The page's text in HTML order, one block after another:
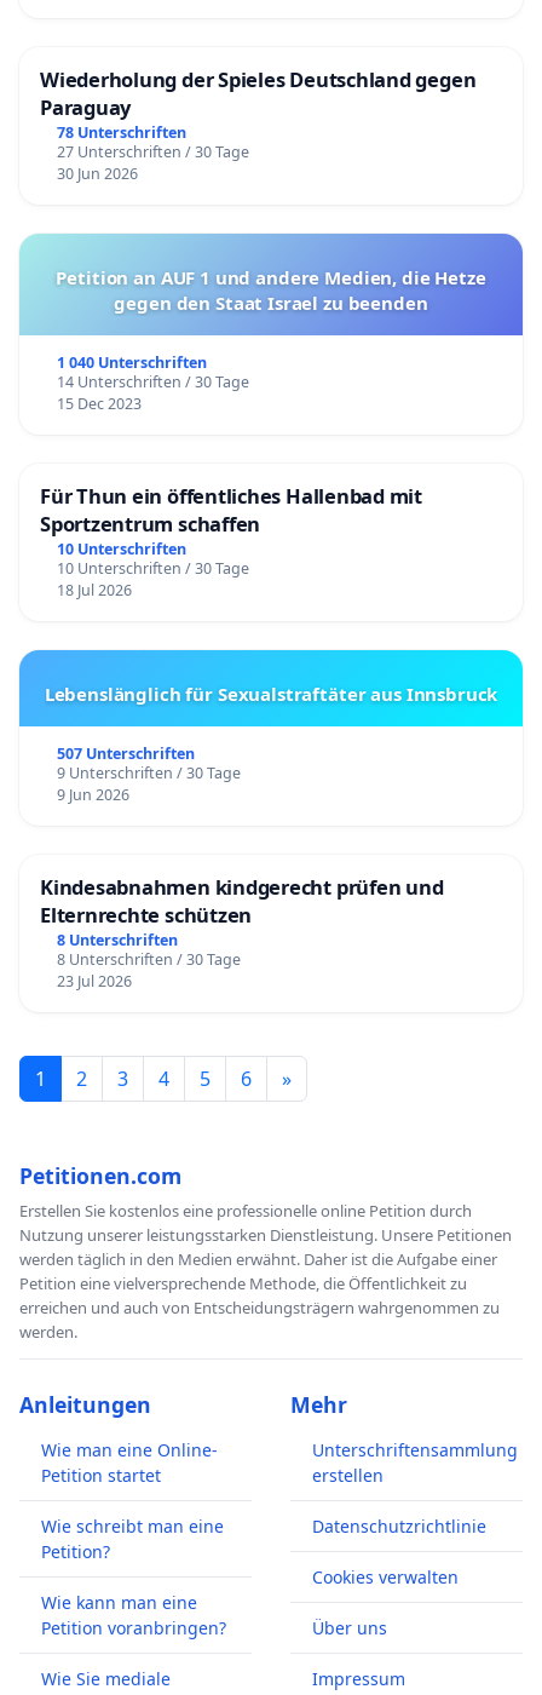
Wiederholung der Spieles Deutschland gegen
Paraguay
78 Unterschriften
27 Unterschriften / 30 Tage
30 Jun 2026
Petition an AUF 1 und andere Medien, die Hetze
gegen den Staat Israel zu beenden
1 040 Unterschriften
14 Unterschriften / 30 Tage
15 Dec 2023
Für Thun ein öffentliches Hallenbad mit
Sportzentrum schaffen
10 Unterschriften
10 Unterschriften / 30 Tage
18 Jul 2026
Lebenslänglich für Sexualstraftäter aus Innsbruck
507 Unterschriften
9 Unterschriften / 30 Tage
9 Jun 2026
Kindesabnahmen kindgerecht prüfen und
Elternrechte schützen
8 Unterschriften
8 Unterschriften / 30 Tage
23 Jul 2026
1 2 3 4 5 6 »
Petitionen.com
Erstellen Sie kostenlos eine professionelle online Petition durch
Nutzung unserer leistungsstarken Dienstleistung. Unsere Petitionen
werden täglich in den Medien erwähnt. Daher ist die Aufgabe einer
Petition eine vielversprechende Methode, die Öffentlichkeit zu
erreichen und auch von Entscheidungsträgern wahrgenommen zu
werden.
Anleitungen
Wie man eine Online-
Petition startet
Wie schreibt man eine
Petition?
Wie kann man eine
Petition voranbringen?
Wie Sie mediale
Mehr
Unterschriftensammlung
erstellen
Datenschutzrichtlinie
Cookies verwalten
Über uns
Impressum